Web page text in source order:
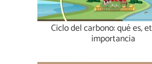
Ciclo del carbono: qué es,
importancia